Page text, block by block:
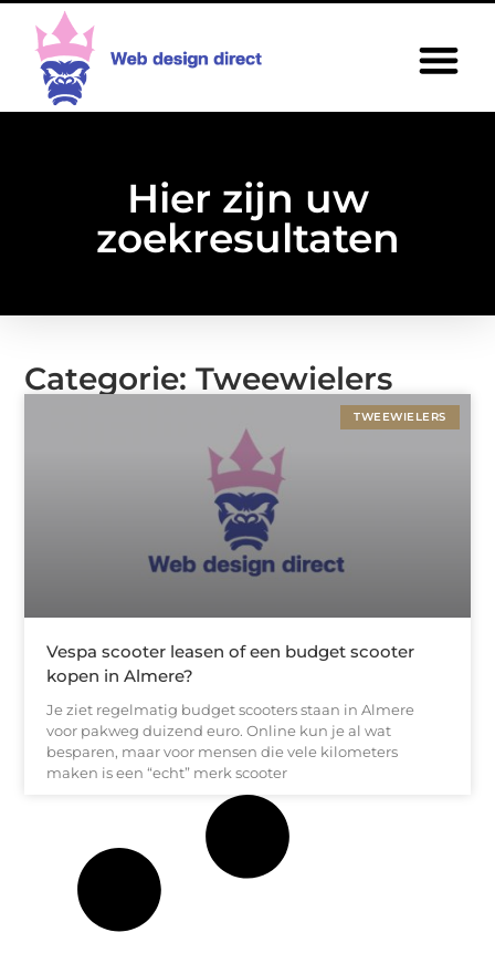
Hier zijn uw
zoekresultaten
Categorie: Tweewielers
TWEEWIELERS
Vespa scooter leasen of een budget scooter
kopen in Almere?
Je ziet regelmatig budget scooters staan in Almere
voor pakweg duizend euro. Online kun je al wat
besparen, maar voor mensen die vele kilometers
maken is een “echt” merk scooter